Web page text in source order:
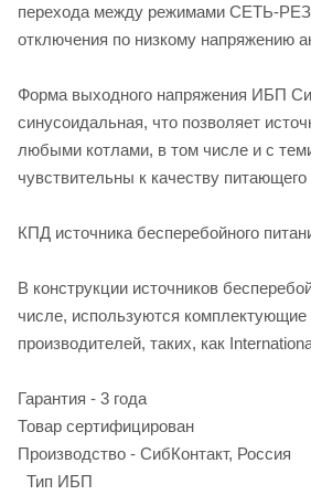
перехода между режимами СЕТЬ-
отключения по низкому напряжению
Форма выходного напряжения ИБП
синусоидальная, что позволяет
любыми котлами, в том числе и с
чувствительны к качеству
КПД источника бесперебойного
В конструкции источников
числе, используются
производителей, таких, как
Гарантия - 3 года
Товар сертифицирован
Производство - СибКонтакт, Россия
Тип ИБП